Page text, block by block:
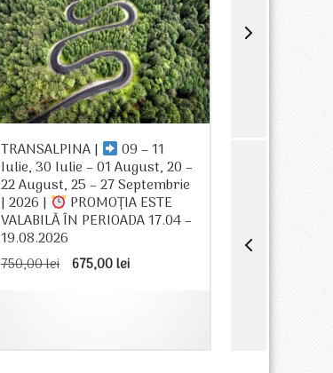
TRANSALPINA | 09 – 11
Iulie, 30 Iulie – 01 August, 20 –
22 August, 25 – 27 Septembrie
| 2026 | PROMOȚIA ESTE
VALABILĂ ÎN PERIOADA 17.04 –
19.08.2026
750,00lei Prețul
675,00leiPrețul